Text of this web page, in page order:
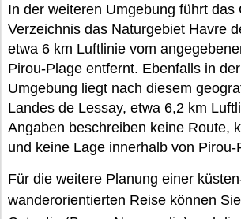
In der weiteren Umgebung führt das
Verzeichnis das Naturgebiet Havre
etwa 6 km Luftlinie vom
Pirou-Plage entfernt. Ebenfalls in
Umgebung liegt nach diesem
Landes de Lessay, etwa 6,2 km
Angaben beschreiben keine Route,
und keine Lage innerhalb von Pirou-
Für die weitere Planung einer
wanderorientierten Reise können